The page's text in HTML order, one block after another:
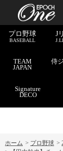
プロ野球
BASEBALL
J
TEAM
JAPAN
侍
Signature
DECO
ホーム > プロ野球 >